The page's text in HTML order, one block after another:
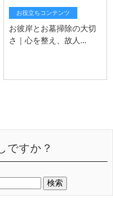
お役立ちコンテンツ
お彼岸とお墓掃除の大切
さ｜心を整え、故人...
ですか？